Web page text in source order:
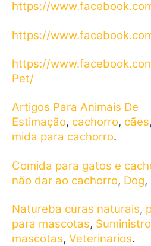
https://
https://
https://
Pet/
Artigos Para Animais De
Estimação, cachorro, cães,
mida para cachorro.
Comida para gatos e
não dar ao cachorro, Dog,
Natureba curas naturais,
para mascotas,
mascotas, Veterinarios.